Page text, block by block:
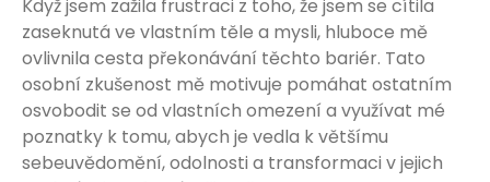
Když jsem zažila frustraci z toho, že jsem se cítila
zaseknutá ve vlastním těle a mysli, hluboce mě
ovlivnila cesta překonávání těchto bariér. Tato
osobní zkušenost mě motivuje pomáhat ostatním
osvobodit se od vlastních omezení a využívat mé
poznatky k tomu, abych je vedla k většímu
sebeuvědomění, odolnosti a transformaci v jejich